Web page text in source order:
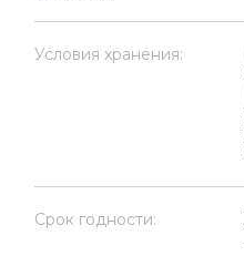
Условия хранения:
Срок годности: